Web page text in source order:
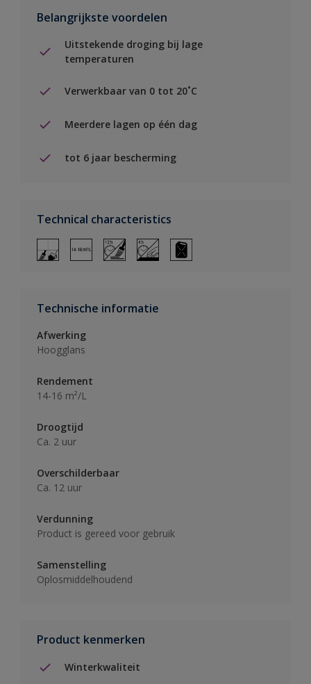
Belangrijkste voordelen
Uitstekende droging bij lage
temperaturen
Verwerkbaar van 0 tot 20˚C
Meerdere lagen op één dag
tot 6 jaar bescherming
Technical characteristics
Technische informatie
Afwerking
Hoogglans
Rendement
14-16 m²/L
Droogtijd
Ca. 2 uur
Overschilderbaar
Ca. 12 uur
Verdunning
Product is gereed voor gebruik
Samenstelling
Oplosmiddelhoudend
Product kenmerken
Winterkwaliteit